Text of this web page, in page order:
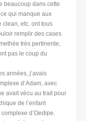
beaucoup dans cette
qui manque aux
clean, etc. ont tous
remplir des cases
très pertinente,
pas le coup du
années, j’avais
d’Adam, avec
avait vécu au trait pour
de l’enfant
d’Oedipe.